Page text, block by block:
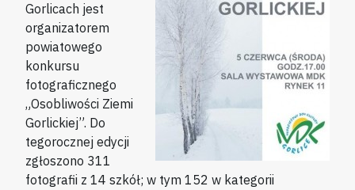
Gorlicach jest
organizatorem
powiatowego
konkursu
fotograficznego
„Osobliwości Ziemi
Gorlickiej”. Do
tegorocznej edycji
zgłoszono 311
fotografii z 14 szkół; w tym 152 w kategorii